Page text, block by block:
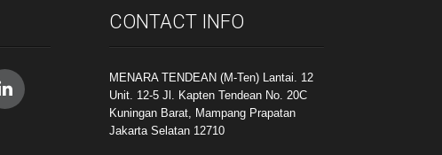
CONTACT INFO
MENARA TENDEAN (M-Ten) Lantai. 12
Unit. 12-5 Jl. Kapten Tendean No. 20C
Kuningan Barat, Mampang Prapatan
Jakarta Selatan 12710